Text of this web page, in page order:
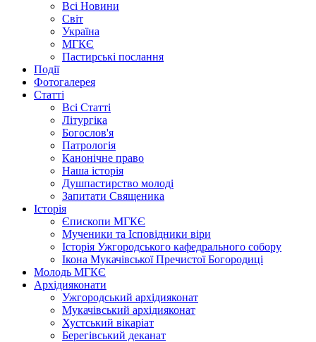
Всі Новини
Світ
Україна
МГКЄ
Пастирські послання
Події
Фотогалерея
Статті
Всі Статті
Літургіка
Богослов'я
Патрологія
Канонічне право
Наша історія
Душпастирство молоді
Запитати Священика
Історія
Єпископи МГКЄ
Мученики та Ісповідники віри
Історія Ужгородського кафедрального собору
Ікона Мукачівської Пречистої Богородиці
Молодь МГКЄ
Архідияконати
Ужгородський архідияконат
Мукачівський архідияконат
Хустський вікаріат
Берегівський деканат